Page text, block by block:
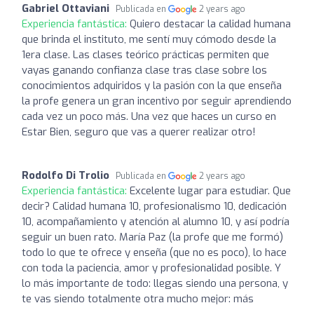
Gabriel Ottaviani Publicada en 2 years ago
Experiencia fantástica: Quiero destacar la calidad humana
que brinda el instituto, me sentí muy cómodo desde la
1era clase. Las clases teórico prácticas permiten que
vayas ganando confianza clase tras clase sobre los
conocimientos adquiridos y la pasión con la que enseña
la profe genera un gran incentivo por seguir aprendiendo
cada vez un poco más. Una vez que haces un curso en
Estar Bien, seguro que vas a querer realizar otro!
Rodolfo Di Trolio Publicada en 2 years ago
Experiencia fantástica: Excelente lugar para estudiar. Que
decir? Calidad humana 10, profesionalismo 10, dedicación
10, acompañamiento y atención al alumno 10, y así podría
seguir un buen rato. María Paz (la profe que me formó)
todo lo que te ofrece y enseña (que no es poco), lo hace
con toda la paciencia, amor y profesionalidad posible. Y
lo más importante de todo: llegas siendo una persona, y
te vas siendo totalmente otra mucho mejor: más